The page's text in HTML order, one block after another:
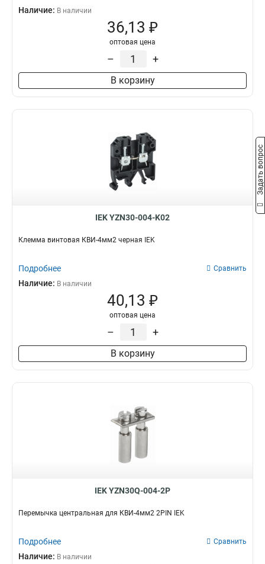
Наличие: В наличии
36,13 ₽
оптовая цена
– +
В корзину
IEK YZN30-004-K02
Клемма винтовая КВИ-4мм2 черная IEK
Подробнее Сравнить
Наличие: В наличии
40,13 ₽
оптовая цена
– +
В корзину
IEK YZN30Q-004-2P
Перемычка центральная для КВИ-4мм2 2PIN IEK
Подробнее Сравнить
Наличие: В наличии
Задать вопрос